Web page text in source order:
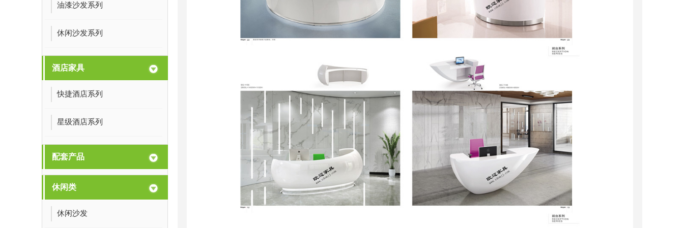
油漆沙发系列
休闲沙发系列
酒店家具
快捷酒店系列
星级酒店系列
配套产品
休闲类
休闲沙发